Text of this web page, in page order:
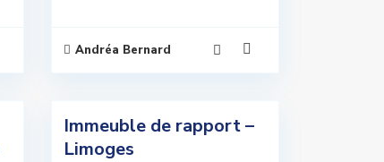
Andréa Bernard
Immeuble de rapport –
Limoges